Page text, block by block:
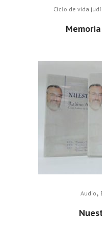
Ciclo de vida
Audio,